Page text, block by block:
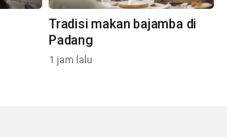
Tradisi makan bajamba di
Padang
1 jam lalu